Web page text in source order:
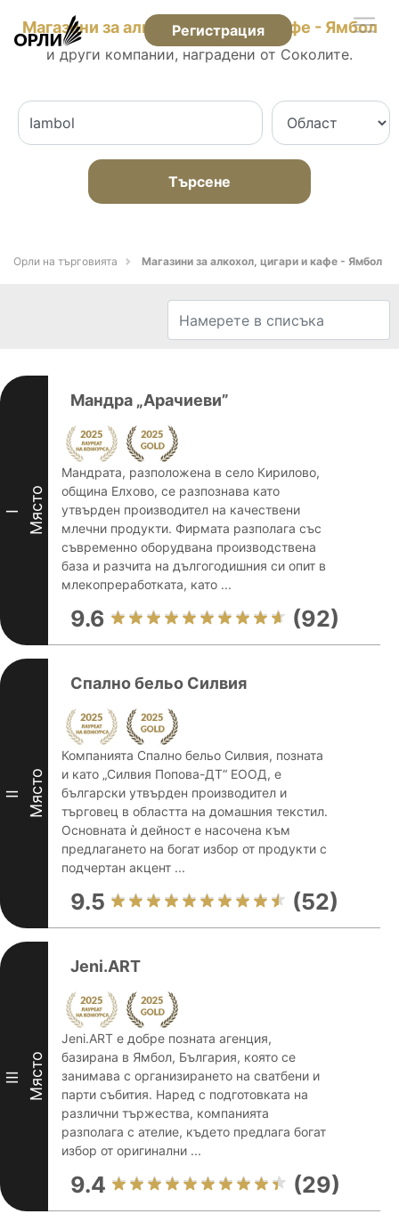
Регистрация
Магазини за алкохол, цигари и кафе - Ямбол
и други компании, наградени от Соколите.
Търсене
Орли на търговията Магазини за алкохол, цигари и кафе - Ямбол
I Място
Мандра „Арачиеви”
Мандрата, разположена в село Кирилово,
община Елхово, се разпознава като
утвърден производител на качествени
млечни продукти. Фирмата разполага със
съвременно оборудвана производствена
база и разчита на дългогодишния си опит в
млекопреработката, като ...
9.6 (92)
II Място
Спално бельо Силвия
Компанията Спално бельо Силвия, позната
и като „Силвия Попова-ДТ“ ЕООД, е
български утвърден производител и
търговец в областта на домашния текстил.
Основната ѝ дейност е насочена към
предлагането на богат избор от продукти с
подчертан акцент ...
9.5 (52)
III Място
Jeni.ART
Jeni.ART е добре позната агенция,
базирана в Ямбол, България, която се
занимава с организирането на сватбени и
парти събития. Наред с подготовката на
различни тържества, компанията
разполага с ателие, където предлага богат
избор от оригинални ...
9.4 (29)